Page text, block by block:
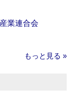
業連合会
もっと見る »